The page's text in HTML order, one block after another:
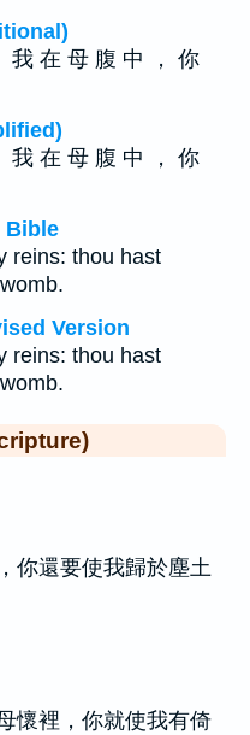
我 在 母 腹 中 ， 你
我 在 母 腹 中 ， 你
Bible
reins: thou hast
Version
reins: thou hast
你還要使我歸於塵土
懷裡，你就使我有倚